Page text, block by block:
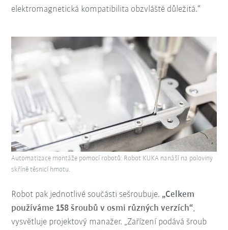
elektromagnetická kompatibilita obzvláště důležitá.“
Robot pak jednotlivé součásti sešroubuje. „Celkem
používáme 158 šroubů v osmi různých verzích“,
vysvětluje projektový manažer. „Zařízení podává šroub
Automatizace montáže pomocí robotů: Robot KUKA nanáší na poloviny
skříně těsnicí hmotu.